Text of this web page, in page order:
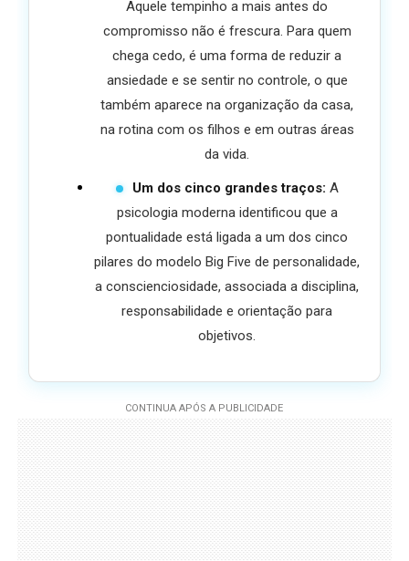
Aquele tempinho a mais antes do
compromisso não é frescura. Para quem
chega cedo, é uma forma de reduzir a
ansiedade e se sentir no controle, o que
também aparece na organização da casa,
na rotina com os filhos e em outras áreas
da vida.
Um dos cinco grandes traços: A
psicologia moderna identificou que a
pontualidade está ligada a um dos cinco
pilares do modelo Big Five de personalidade,
a conscienciosidade, associada a disciplina,
responsabilidade e orientação para
objetivos.